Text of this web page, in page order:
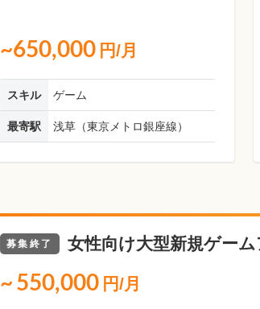
~650,000 円/月
スキル ゲーム
最寄駅 浅草（東京メトロ銀座線）
募集終了 女性向け大型新規ゲー
~ 550,000 円/月